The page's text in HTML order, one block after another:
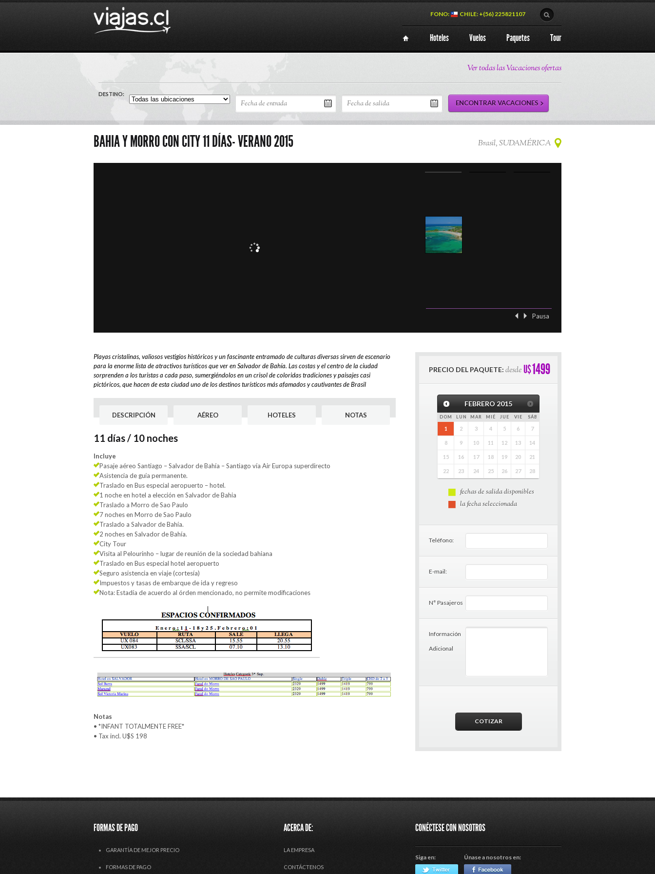
FONO: CHILE: +(56) 225821107
Hoteles Vuelos Paquetes Tour
Ver todas las Vacaciones ofertas
DESTINO:
BAHIA Y MORRO CON CITY 11 DÍAS- VERANO 2015 Brasil, SUDAMÉRICA
Pausa
Playas cristalinas, valiosos vestigios históricos y un fascinante entramado de culturas diversas sirven de escenario
para la enorme lista de atractivos turísticos que ver en Salvador de Bahía. Las costas y el centro de la ciudad
sorprenden a los turistas a cada paso, sumergiéndolos en un crisol de coloridas tradiciones y paisajes casi
pictóricos, que hacen de esta ciudad uno de los destinos turísticos más afamados y cautivantes de Brasil
DESCRIPCIÓN AÉREO HOTELES NOTAS
11 días / 10 noches
Incluye
Pasaje aéreo Santiago – Salvador de Bahía – Santiago vía Air Europa superdirecto
Asistencia de guía permanente.
Traslado en Bus especial aeropuerto – hotel.
1 noche en hotel a elección en Salvador de Bahia
Traslado a Morro de Sao Paulo
7 noches en Morro de Sao Paulo
Traslado a Salvador de Bahía.
2 noches en Salvador de Bahía.
City Tour
Visita al Pelourinho – lugar de reunión de la sociedad bahiana
Traslado en Bus especial hotel aeropuerto
Seguro asistencia en viaje (cortesía)
Impuestos y tasas de embarque de ida y regreso
Nota: Estadía de acuerdo al órden mencionado, no permite modificaciones
Notas
• *INFANT TOTALMENTE FREE*
• Tax incl. U$S 198
PRECIO DEL PAQUETE: desde U$1499
FEBRERO 2015
DOM LUN MAR MIÉ JUE VIE SÁB
1 2 3 4 5 6 7
8 9 10 11 12 13 14
15 16 17 18 19 20 21
22 23 24 25 26 27 28
fechas de salida disponibles
la fecha seleccionada
Teléfono:
E-mail:
N° Pasajeros
Información
Adicional
FORMAS DE PAGO
GARANTÍA DE MEJOR PRECIO
FORMAS DE PAGO
ACERCA DE:
LA EMPRESA
CONTÁCTENOS
CONÉCTESE CON NOSOTROS
Siga en: Únase a nosotros en: